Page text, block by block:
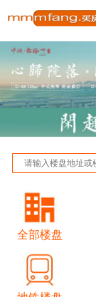
全部楼盘